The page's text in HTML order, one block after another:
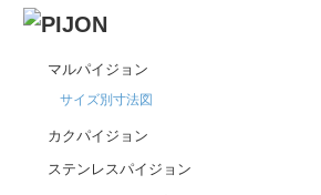
マルパイジョン
サイズ別寸法図
カクパイジョン
ステンレスパイジョン